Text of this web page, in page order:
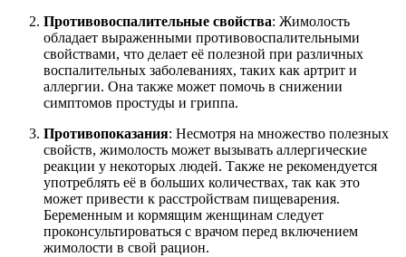
Противовоспалительные свойства: Жимолость
обладает выраженными противовоспалительными
свойствами, что делает её полезной при различных
воспалительных заболеваниях, таких как артрит и
аллергии. Она также может помочь в снижении
симптомов простуды и гриппа.
Противопоказания: Несмотря на множество полезных
свойств, жимолость может вызывать аллергические
реакции у некоторых людей. Также не рекомендуется
употреблять её в больших количествах, так как это
может привести к расстройствам пищеварения.
Беременным и кормящим женщинам следует
проконсультироваться с врачом перед включением
жимолости в свой рацион.